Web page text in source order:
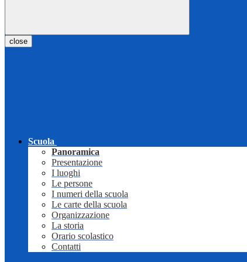
close
Scuola
Panoramica
Presentazione
I luoghi
Le persone
I numeri della scuola
Le carte della scuola
Organizzazione
La storia
Orario scolastico
Contatti